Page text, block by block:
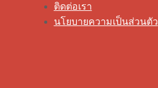
ติดต่อเรา
นโยบายความเป็นส่วนตัว